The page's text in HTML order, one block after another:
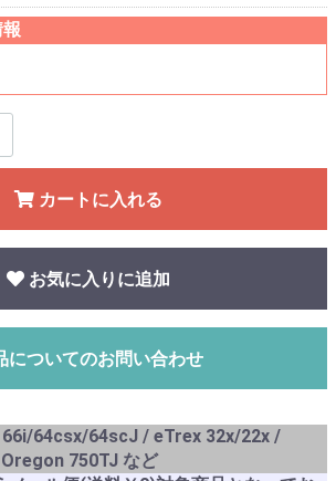
カートに入れる
お気に入りに追加
についてのお問い合わせ
66i/64csx/64scJ / eTrex 32x/22x /
750TJ など